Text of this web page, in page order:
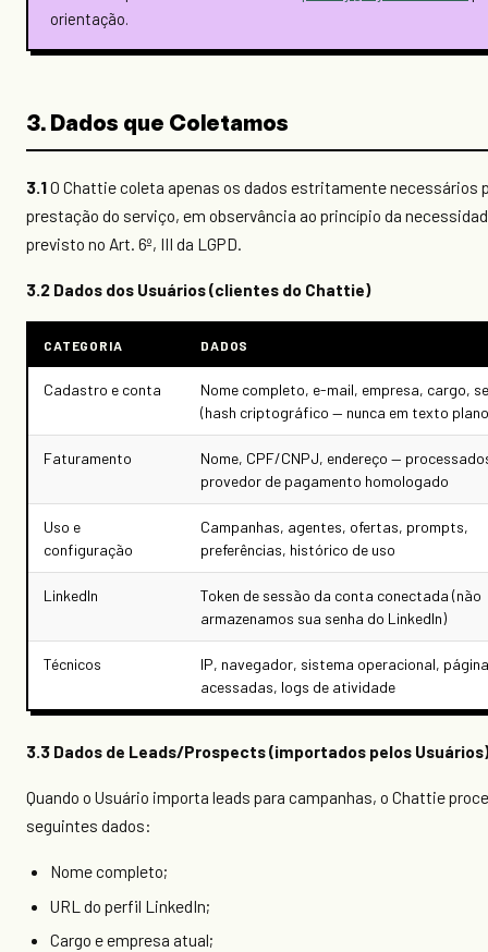
orientação.
3. Dados que Coletamos
3.1O Chattie coleta apenas os dados estritamente necessários
prestação do serviço, em observância ao princípio da
previsto no Art. 6º, III da LGPD.
3.2 Dados dos Usuários (clientes do Chattie)
CATEGORIA DADOS
Cadastro e conta
Nome completo, e-mail, empresa, cargo,
(hash criptográfico — nunca em texto
Faturamento
Nome, CPF/CNPJ, endereço —
provedor de pagamento homologado
Uso e
configuração
Campanhas, agentes, ofertas, prompts,
preferências, histórico de uso
LinkedIn
Token de sessão da conta conectada (não
armazenamos sua senha do LinkedIn)
Técnicos
IP, navegador, sistema operacional,
acessadas, logs de atividade
3.3 Dados de Leads/Prospects (importados pelos Usuários)
Quando o Usuário importa leads para campanhas, o Chattie
seguintes dados:
Nome completo;
URL do perfil LinkedIn;
Cargo e empresa atual;